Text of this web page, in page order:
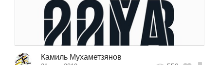
Камиль Мухаметзянов